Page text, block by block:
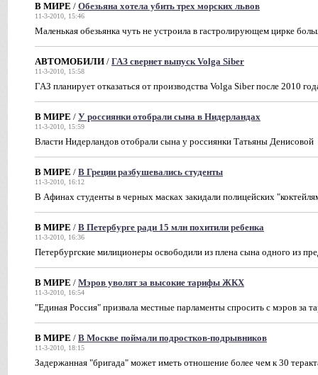
В МИРЕ / Обезьяна хотела убить трех морских львов
11-3-2010, 15:46
Маленькая обезьянка чуть не устроила в гастролирующем цирке
АВТОМОБИЛИ / ГАЗ свернет выпуск Volga Siber
11-3-2010, 15:58
ГАЗ планирует отказаться от производства Volga Siber после 2010
В МИРЕ / У россиянки отобрали сына в Нидерландах
11-3-2010, 15:59
Власти Нидерландов отобрали сына у россиянки Татьяны Денисовой
В МИРЕ / В Греции разбушевались студенты
11-3-2010, 16:12
В Афинах студенты в черных масках закидали полицейских
В МИРЕ / В Петербурге ради 15 млн похитили ребенка
11-3-2010, 16:36
Петербургские милиционеры освободили из плена сына одного из
В МИРЕ / Мэров уволят за высокие тарифы ЖКХ
11-3-2010, 16:54
"Единая Россия" призвала местные парламенты спросить с мэров за
В МИРЕ / В Москве поймали подростков-подрывников
11-3-2010, 18:15
Задержанная "бригада" может иметь отношение более чем к 30